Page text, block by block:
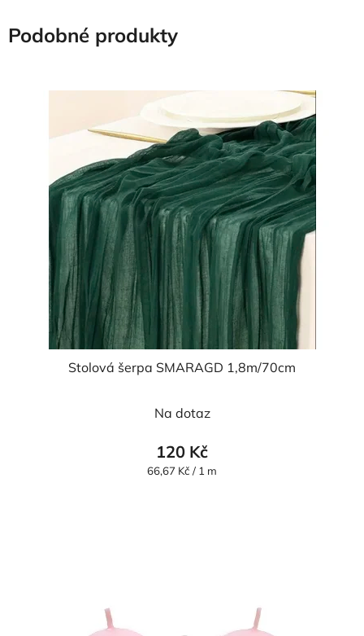
Podobné produkty
Stolová šerpa SMARAGD 1,8m/70cm
Na dotaz
120 Kč
Měrná
66,67 Kč / 1 m